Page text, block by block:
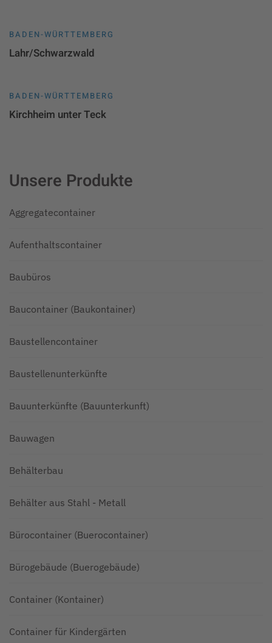
BADEN-WÜRTTEMBERG
Lahr/Schwarzwald
BADEN-WÜRTTEMBERG
Kirchheim unter Teck
Unsere Produkte
Aggregatecontainer
Aufenthaltscontainer
Baubüros
Baucontainer (Baukontainer)
Baustellencontainer
Baustellenunterkünfte
Bauunterkünfte (Bauunterkunft)
Bauwagen
Behälterbau
Behälter aus Stahl - Metall
Bürocontainer (Buerocontainer)
Bürogebäude (Buerogebäude)
Container (Kontainer)
Container für Kindergärten